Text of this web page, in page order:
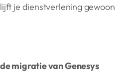
je dienstverlening gewoon
migratie van Genesys